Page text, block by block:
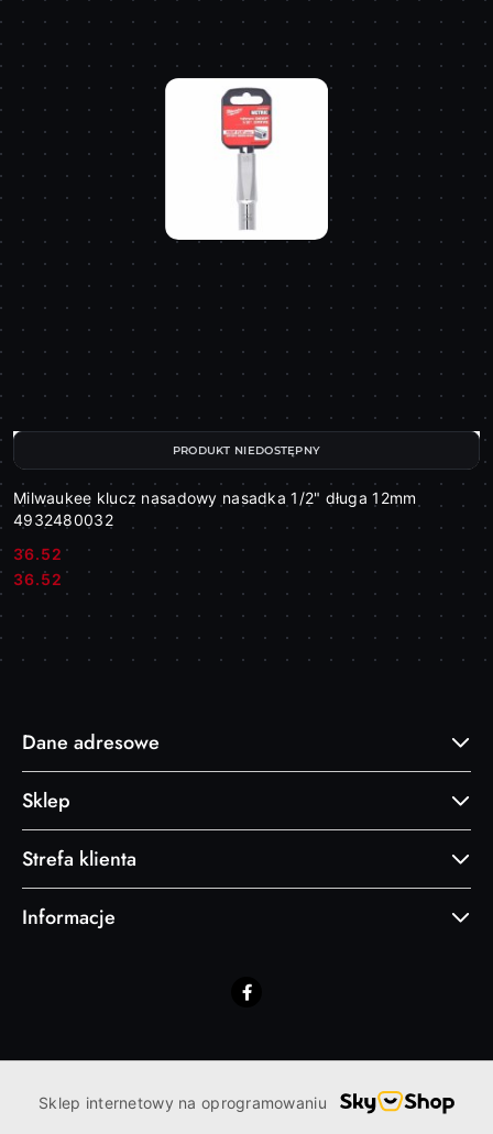
Milwaukee klucz nasadowy nasadka 1/2" długa 12mm
4932480032
Cena:
36.52
Cena:
36.52
PRODUKT NIEDOSTĘPNY
Dane adresowe
Sklep
Strefa klienta
Informacje
Sklep internetowy na oprogramowaniu